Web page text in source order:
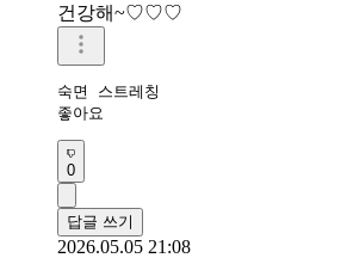
건강해~♡♡♡
숙면 스트레칭
좋아요
0
답글 쓰기
2026.05.05 21:08